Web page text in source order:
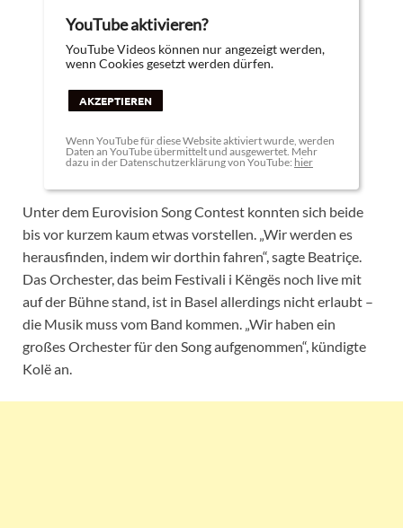
YouTube aktivieren?
YouTube Videos können nur angezeigt werden,
wenn Cookies gesetzt werden dürfen.
AKZEPTIEREN
Wenn YouTube für diese Website aktiviert wurde, werden
Daten an YouTube übermittelt und ausgewertet. Mehr
dazu in der Datenschutzerklärung von YouTube: hier
Unter dem Eurovision Song Contest konnten sich beide
bis vor kurzem kaum etwas vorstellen. „Wir werden es
herausfinden, indem wir dorthin fahren“, sagte Beatriçe.
Das Orchester, das beim Festivali i Këngës noch live mit
auf der Bühne stand, ist in Basel allerdings nicht erlaubt –
die Musik muss vom Band kommen. „Wir haben ein
großes Orchester für den Song aufgenommen“, kündigte
Kolë an.